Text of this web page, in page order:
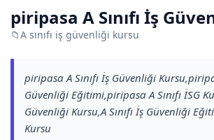
piripasa A Sınıfı İş
📁A sınıfı iş güvenliği kursu
piripasa A Sınıfı İş Güvenliği
Güvenliği Eğitimi,piripasa A Sınıfı İSG
Güvenliği Kursu,A Sınıfı İş Güvenliği
Kursu